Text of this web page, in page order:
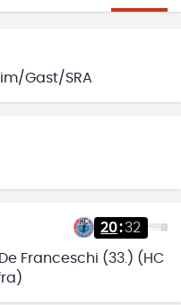
Gast/SRA
20:32
Franceschi (33.) (HC